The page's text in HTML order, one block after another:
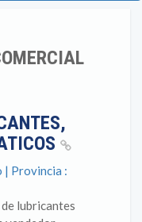
| Provincia :
lubricantes